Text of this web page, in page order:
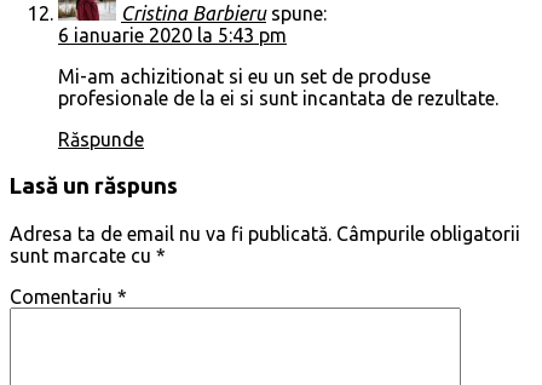
Cristina Barbieru spune:
6 ianuarie 2020 la 5:43 pm
Mi-am achizitionat si eu un set de produse
profesionale de la ei si sunt incantata de rezultate.
Răspunde
Lasă un răspuns
Adresa ta de email nu va fi publicată. Câmpurile obligatorii
sunt marcate cu *
Comentariu *